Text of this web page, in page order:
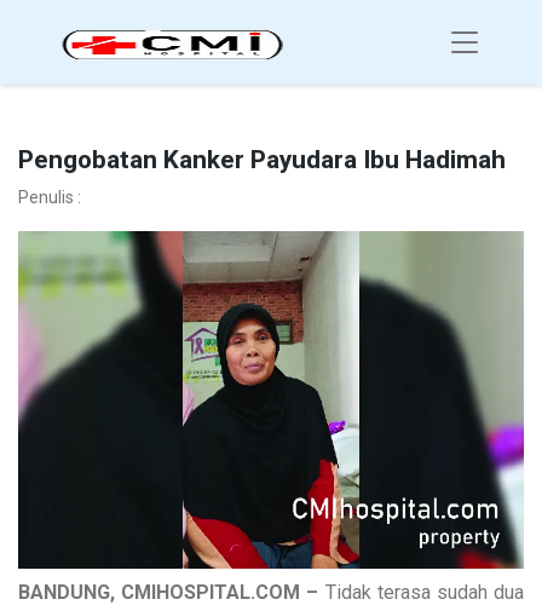
Pengobatan Kanker Payudara Ibu Hadimah
Penulis :
BANDUNG, CMIHOSPITAL.COM – Tidak terasa sudah dua